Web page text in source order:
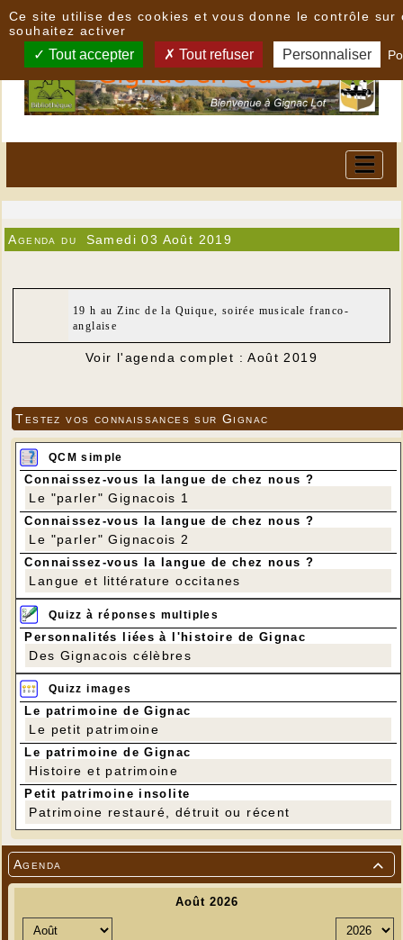

Agenda
Agenda du Samedi 03 Août 2019
19 h au Zinc de la Quique, soirée musicale franco-
anglaise
Voir l'agenda complet : Août 2019
Testez vos connaissances sur Gignac
QCM simple
Connaissez-vous la langue de chez nous ?
Le "parler" Gignacois 1
Connaissez-vous la langue de chez nous ?
Le "parler" Gignacois 2
Connaissez-vous la langue de chez nous ?
Langue et littérature occitanes
Quizz à réponses multiples
Personnalités liées à l'histoire de Gignac
Des Gignacois célèbres
Quizz images
Le patrimoine de Gignac
Le petit patrimoine
Le patrimoine de Gignac
Histoire et patrimoine
Petit patrimoine insolite
Patrimoine restauré, détruit ou récent
Ce site utilise des cookies et vous donne le contrôle sur
souhaitez activer
Tout accepter Tout refuser Personnaliser